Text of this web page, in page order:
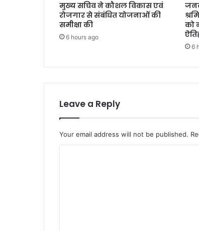
मुख्य सचिव ने कौशल विकास एवं
रोजगार से संबंधित योजनाओं की
समीक्षा की
6 hours ago
को
6
Leave a Reply
Your email address will not be published.